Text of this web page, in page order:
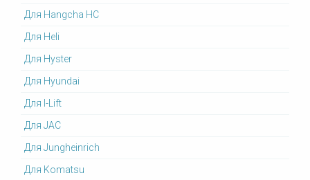
Для Hangcha HC
Для Heli
Для Hyster
Для Hyundai
Для I-Lift
Для JAC
Для Jungheinrich
Для Komatsu